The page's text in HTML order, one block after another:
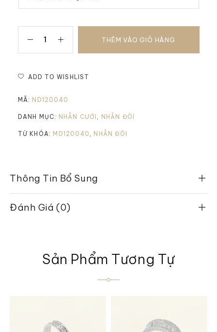
THÊM VÀO GIỎ HÀNG
ADD TO WISHLIST
MÃ: ND120040
DANH MỤC: NHẪN CƯỚI NHẪN ĐÔI
TỪ KHÓA: MD120040 NHẪN ĐÔI
Thông Tin Bổ Sung
Đánh Giá (0)
Sản Phẩm Tương Tự